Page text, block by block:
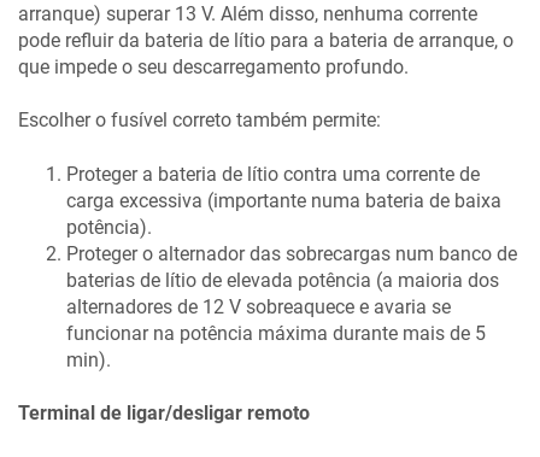
arranque) superar 13 V. Além disso, nenhuma corrente
pode refluir da bateria de lítio para a bateria de arranque, o
que impede o seu descarregamento profundo.
Escolher o fusível correto também permite:
Proteger a bateria de lítio contra uma corrente de
carga excessiva (importante numa bateria de baixa
potência).
Proteger o alternador das sobrecargas num banco de
baterias de lítio de elevada potência (a maioria dos
alternadores de 12 V sobreaquece e avaria se
funcionar na potência máxima durante mais de 5
min).
Terminal de ligar/desligar remoto